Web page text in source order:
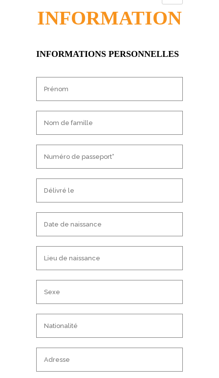
INFORMATION
INFORMATIONS PERSONNELLES